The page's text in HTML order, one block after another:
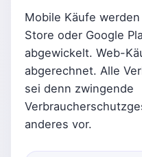
Mobile Käufe
Store oder Google
abgewickelt. Web-
abgerechnet. Alle
sei denn zwingende
anderes vor.